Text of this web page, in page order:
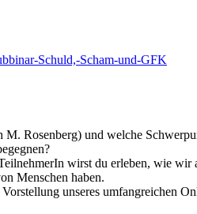
Schuld,-Scham-und-GFK
Rosenberg) und welche
wirst du erleben, wie
Menschen haben.
unseres umfangreichen